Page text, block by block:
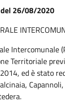
26/08/2020
Intercomunale
Territoriale
ed è stato
Capannoli,